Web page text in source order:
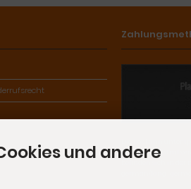
iscellaneous.html
und andere